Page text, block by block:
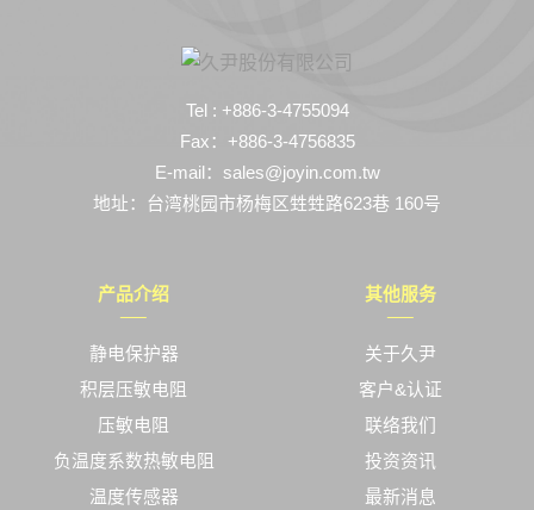
Tel : +886-3-4755094
Fax：+886-3-4756835
E-mail：sales@joyin.com.tw
地址：台湾桃园市杨梅区甡甡路623巷 160号
产品介绍
静电保护器
积层压敏电阻
压敏电阻
负温度系数热敏电阻
温度传感器
其他服务
关于久尹
客户&认证
联络我们
投资资讯
最新消息